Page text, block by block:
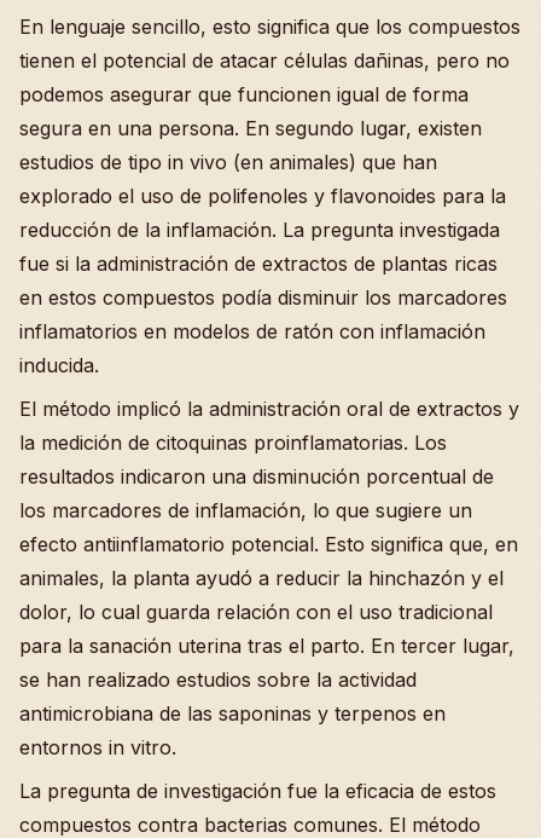
En lenguaje sencillo, esto significa que los compuestos
tienen el potencial de atacar células dañinas, pero no
podemos asegurar que funcionen igual de forma
segura en una persona. En segundo lugar, existen
estudios de tipo in vivo (en animales) que han
explorado el uso de polifenoles y flavonoides para la
reducción de la inflamación. La pregunta investigada
fue si la administración de extractos de plantas ricas
en estos compuestos podía disminuir los marcadores
inflamatorios en modelos de ratón con inflamación
inducida.
El método implicó la administración oral de extractos y
la medición de citoquinas proinflamatorias. Los
resultados indicaron una disminución porcentual de
los marcadores de inflamación, lo que sugiere un
efecto antiinflamatorio potencial. Esto significa que, en
animales, la planta ayudó a reducir la hinchazón y el
dolor, lo cual guarda relación con el uso tradicional
para la sanación uterina tras el parto. En tercer lugar,
se han realizado estudios sobre la actividad
antimicrobiana de las saponinas y terpenos en
entornos in vitro.
La pregunta de investigación fue la eficacia de estos
compuestos contra bacterias comunes. El método